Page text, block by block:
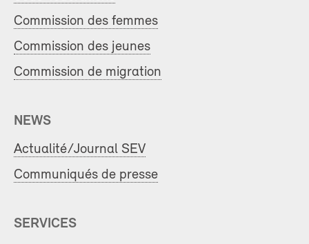
Commission des femmes
Commission des jeunes
Commission de migration
NEWS
Actualité/Journal SEV
Communiqués de presse
SERVICES